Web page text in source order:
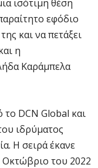
ισότιμη θέση
εφόδιο
και να πετάξει
η
Καράμπελα
DCN Global και
ιδρύματος
H σειρά έκανε
Οκτώβριο του 2022